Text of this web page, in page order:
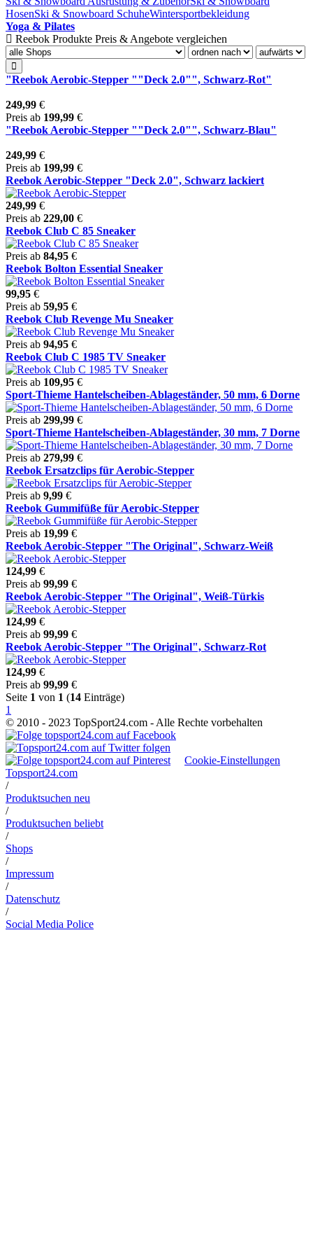
HosenSki & Snowboard SchuheWintersportbekleidung
Yoga & Pilates
Reebok Produkte Preis & Angebote vergleichen
"Reebok Aerobic-Stepper ""Deck 2.0"", Schwarz-Rot"
249,99 €
Preis ab 199,99 €
"Reebok Aerobic-Stepper ""Deck 2.0"", Schwarz-Blau"
249,99 €
Preis ab 199,99 €
Reebok Aerobic-Stepper "Deck 2.0", Schwarz lackiert
249,99 €
Preis ab 229,00 €
Reebok Club C 85 Sneaker
Preis ab 84,95 €
Reebok Bolton Essential Sneaker
99,95 €
Preis ab 59,95 €
Reebok Club Revenge Mu Sneaker
Preis ab 94,95 €
Reebok Club C 1985 TV Sneaker
Preis ab 109,95 €
Sport-Thieme Hantelscheiben-Ablageständer, 50 mm, 6 Dorne
Preis ab 299,99 €
Sport-Thieme Hantelscheiben-Ablageständer, 30 mm, 7 Dorne
Preis ab 279,99 €
Reebok Ersatzclips für Aerobic-Stepper
Preis ab 9,99 €
Reebok Gummifüße für Aerobic-Stepper
Preis ab 19,99 €
Reebok Aerobic-Stepper "The Original", Schwarz-Weiß
124,99 €
Preis ab 99,99 €
Reebok Aerobic-Stepper "The Original", Weiß-Türkis
124,99 €
Preis ab 99,99 €
Reebok Aerobic-Stepper "The Original", Schwarz-Rot
124,99 €
Preis ab 99,99 €
Seite 1 von 1 (14 Einträge)
1
© 2010 - 2023 TopSport24.com - Alle Rechte vorbehalten
Cookie-Einstellungen
Topsport24.com
/
Produktsuchen neu
/
Produktsuchen beliebt
/
Shops
/
Impressum
/
Datenschutz
/
Social Media Police